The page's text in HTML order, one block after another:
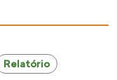
Relatório